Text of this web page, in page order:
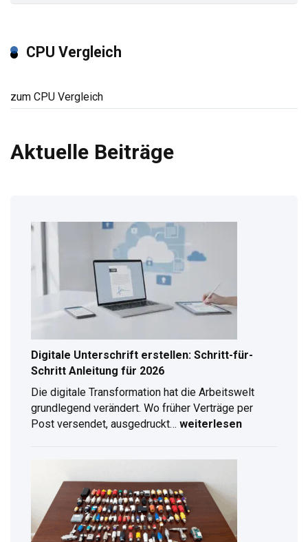
CPU Vergleich
zum CPU Vergleich
Aktuelle Beiträge
Digitale Unterschrift erstellen: Schritt-für-
Schritt Anleitung für 2026
Die digitale Transformation hat die Arbeitswelt
grundlegend verändert. Wo früher Verträge per
Post versendet, ausgedruckt…
Schritt
Anleitung
für
2026
weiterlesen